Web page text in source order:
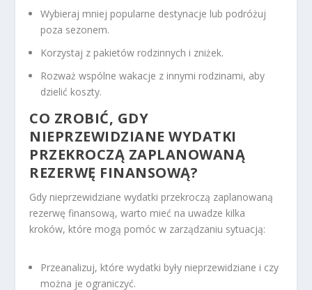
Wybieraj mniej popularne destynacje lub podróżuj
poza sezonem.
Korzystaj z pakietów rodzinnych i zniżek.
Rozważ wspólne wakacje z innymi rodzinami, aby
dzielić koszty.
CO ZROBIĆ, GDY
NIEPRZEWIDZIANE WYDATKI
PRZEKROCZĄ ZAPLANOWANĄ
REZERWĘ FINANSOWĄ?
Gdy nieprzewidziane wydatki przekroczą zaplanowaną
rezerwę finansową, warto mieć na uwadze kilka
kroków, które mogą pomóc w zarządzaniu sytuacją:
Przeanalizuj, które wydatki były nieprzewidziane i czy
można je ograniczyć.